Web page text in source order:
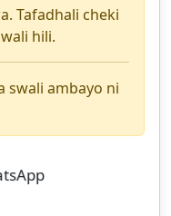
Tafadhali cheki
hili.
swali ambayo ni